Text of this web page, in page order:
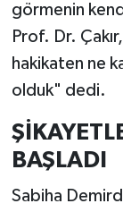
görmenin
Prof. Dr.
hakikaten ne
olduk" dedi.
BAŞLADI
Sabiha